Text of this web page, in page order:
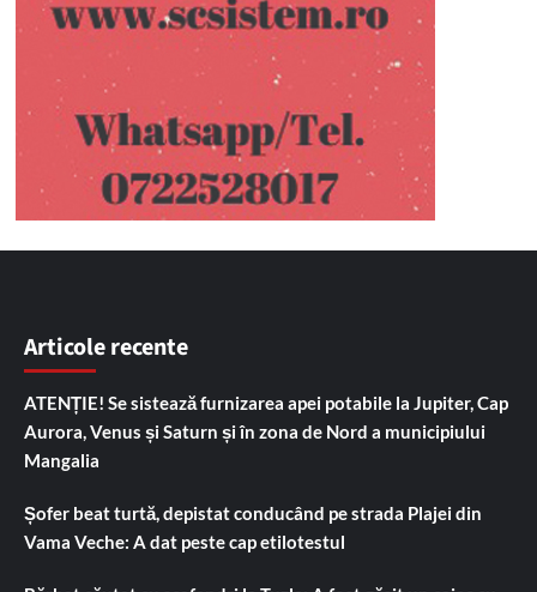
Articole recente
ATENȚIE! Se sistează furnizarea apei potabile la Jupiter, Cap
Aurora, Venus și Saturn și în zona de Nord a municipiului
Mangalia
Șofer beat turtă, depistat conducând pe strada Plajei din
Vama Veche: A dat peste cap etilotestul